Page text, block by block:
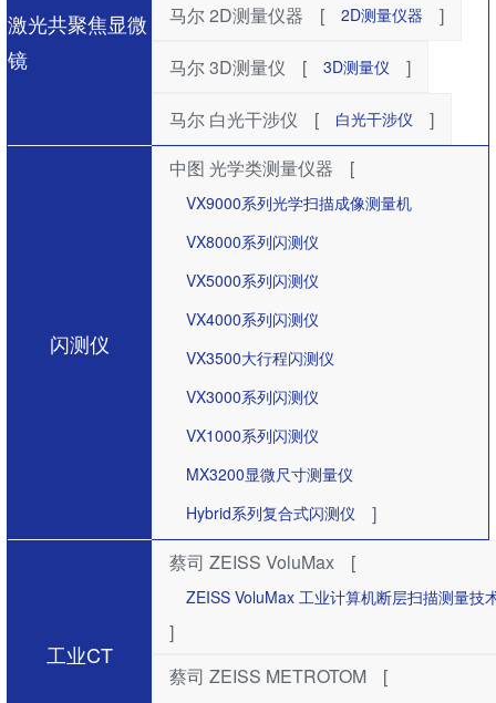
激光共聚焦显微
镜
马尔 2D测量仪器 [ 2D测量仪器 ]
马尔 3D测量仪 [ 3D测量仪 ]
马尔 白光干涉仪 [ 白光干涉仪 ]
闪测仪
中图 光学类测量仪器 [
VX9000系列光学扫描成像测量机
VX8000系列闪测仪
VX5000系列闪测仪
VX4000系列闪测仪
VX3500大行程闪测仪
VX3000系列闪测仪
VX1000系列闪测仪
MX3200显微尺寸测量仪
Hybrid系列复合式闪测仪
]
工业CT
蔡司 ZEISS VoluMax [
ZEISS VoluMax 工业计算机断层扫描测量技
]
蔡司 ZEISS METROTOM
[